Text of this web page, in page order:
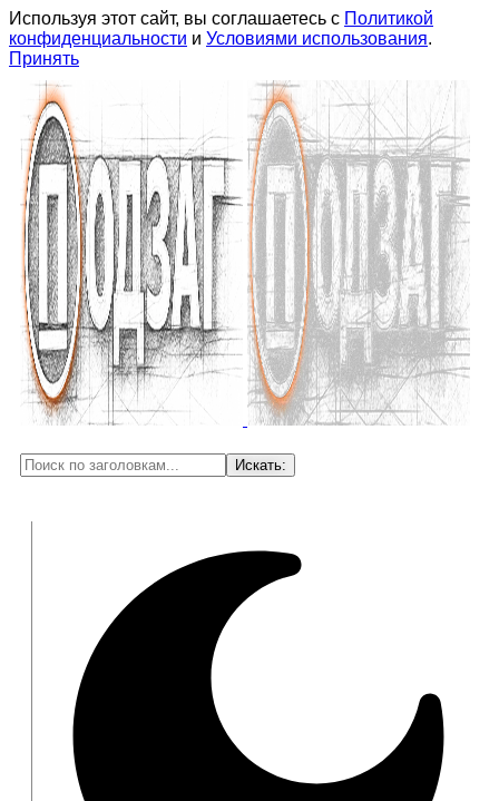
Используя этот сайт, вы соглашаетесь с Политикой
конфиденциальности и Условиями использования.
Принять